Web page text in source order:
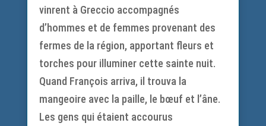
vinrent à Greccio accompagnés
d’hommes et de femmes provenant des
fermes de la région, apportant fleurs et
torches pour illuminer cette sainte nuit.
Quand François arriva, il trouva la
mangeoire avec la paille, le bœuf et l’âne.
Les gens qui étaient accourus